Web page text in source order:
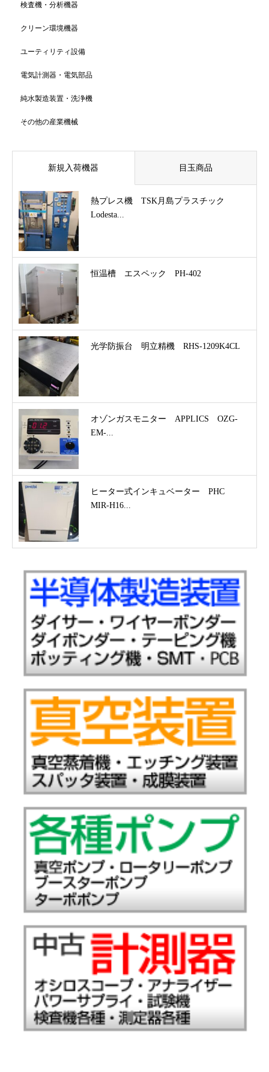
検査機・分析機器
クリーン環境機器
ユーティリティ設備
電気計測器・電気部品
純水製造装置・洗浄機
その他の産業機械
新規入荷機器 目玉商品
熱プレス機 TSK月島プラスチック
Lodesta...
恒温槽 エスペック PH-402
光学防振台 明立精機 RHS-1209K4CL
オゾンガスモニター APPLICS OZG-
EM-...
ヒーター式インキュベーター PHC
MIR-H16...